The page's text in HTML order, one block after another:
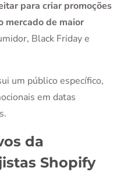
para criar promoções
mercado de maior
Black Friday e
um público específico,
em datas
da
Shopify